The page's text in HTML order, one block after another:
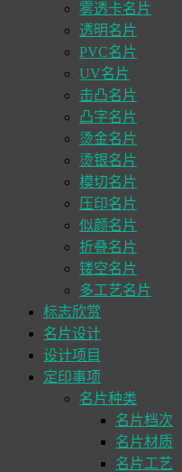
雾透卡名片
透明名片
PVC名片
UV名片
击凸名片
凸字名片
烫金名片
烫银名片
模切名片
压印名片
似颜名片
折叠名片
镂空名片
多工艺名片
标志欣赏
名片设计
设计项目
定印事项
名片种类
名片档次
名片材质
名片工艺